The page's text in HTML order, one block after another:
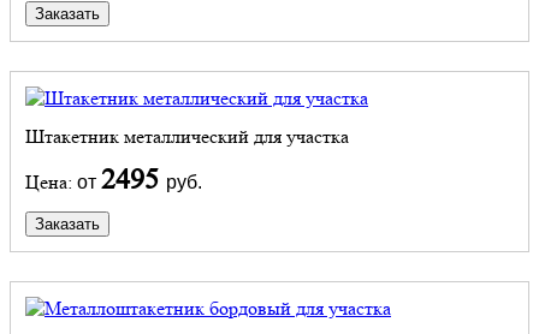
Заказать
Штакетник металлический для участка
Цена: от 2495 руб.
Заказать